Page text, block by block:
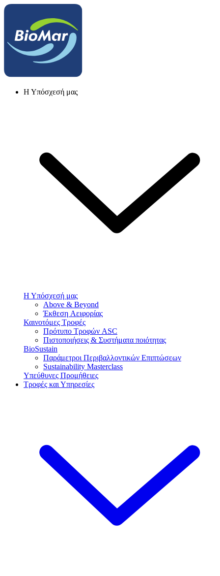
Η Υπόσχεσή μας
Η Υπόσχεσή μας
Above & Beyond
Έκθεση Αειφορίας
Καινοτόμες Τροφές
Πρότυπο Τροφών ASC
Πιστοποιήσεις & Συστήματα ποιότητας
BioSustain
Παράμετροι Περιβαλλοντικών Επιπτώσεων
Sustainability Masterclass
Υπεύθυνες Προμήθειες
Τροφές και Υπηρεσίες